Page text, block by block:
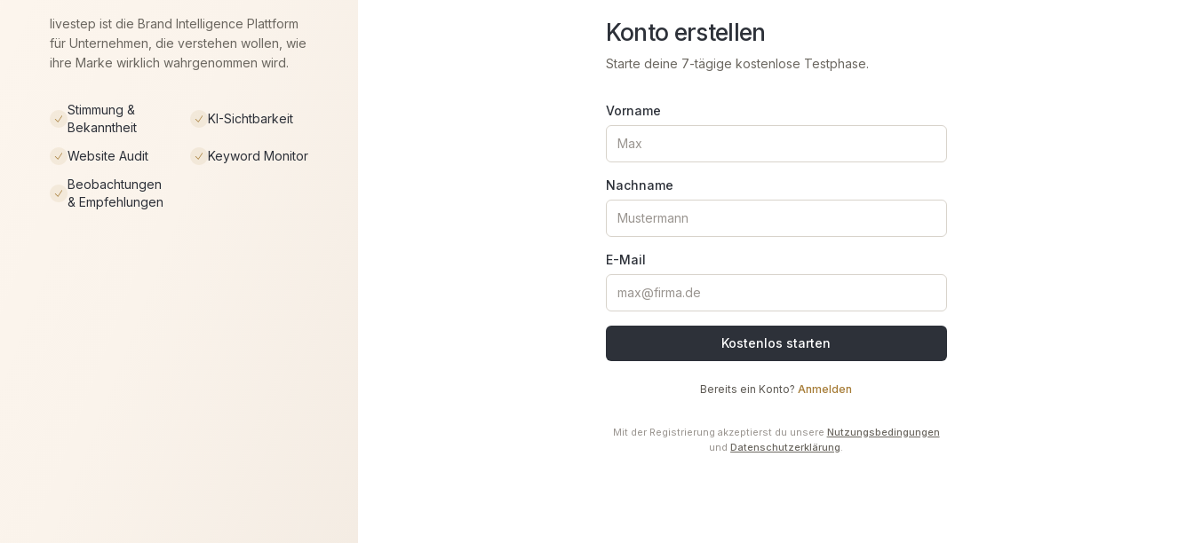
livestep ist die Brand Intelligence Plattform
für Unternehmen, die verstehen wollen, wie
ihre Marke wirklich wahrgenommen wird.
Stimmung &
Bekanntheit
KI-Sichtbarkeit
Website Audit
Keyword Monitor
Beobachtungen
& Empfehlungen
Konto erstellen
Starte deine 7-tägige kostenlose Testphase.
Vorname
Nachname
E-Mail
Kostenlos starten
Bereits ein Konto? Anmelden
Mit der Registrierung akzeptierst du unsere Nutzungsbedingungen
undDatenschutzerklärung